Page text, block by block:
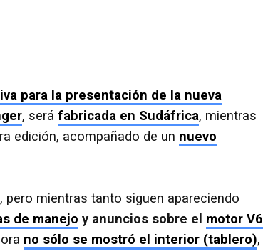
para la presentación de la nueva
, será fabricada en Sudáfrica, mientras
edición, acompañado de un nuevo
mientras tanto siguen apareciendo
de manejo y anuncios sobre el motor V6
no sólo se mostró el interior (tablero),